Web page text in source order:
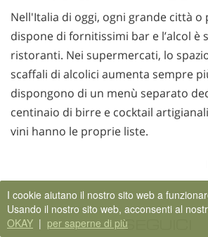
Nell'Italia di oggi, ogni grande città o
dispone di fornitissimi bar e l’alcol è
ristoranti. Nei supermercati, lo
scaffali di alcolici aumenta sempre
dispongono di un menù separato
centinaio di birre e cocktail
vini hanno le proprie liste.
SEGUICI
I cookie aiutano il nostro sito web a
Usando il nostro sito web, acconsenti al
OKAY | per saperne di più